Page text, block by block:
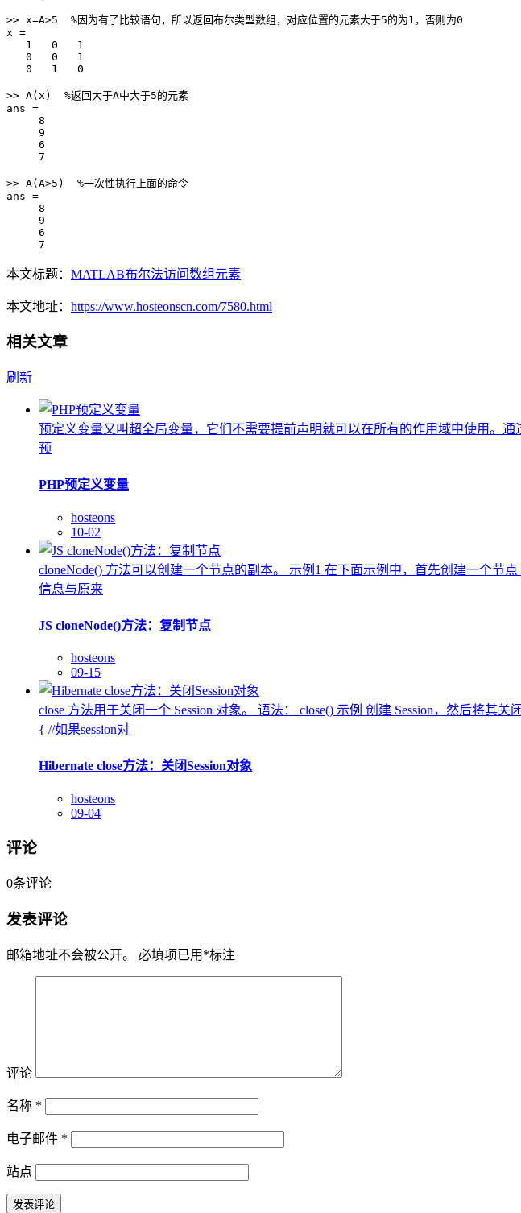
>> x=A>5  %因为有了比较语句，所以返回布尔类型数组，对应位置的元素大于5的为1，否则为0
x =
   1   0   1
   0   0   1
   0   1   0
>> A(x)  %返回大于A中大于5的元素
ans =
     8
     9
     6
     7
>> A(A>5)  %一次性执行上面的命令
ans =
     8
     9
     6
     7
本文标题： MATLAB布尔法访问数组元素
本文地址： https://www.hosteonscn.com/7580.html
相关文章
刷新
预定义变量又叫超全局变量，它们不需要提前声明就可以在所有的作用域中使用。
预
PHP预定义变量
hosteons
10-02
cloneNode() 方法可以创建一个节点的副本。 示例1 在下面示例中，首先创建一个节
信息与原来
JS cloneNode()方法：复制节点
hosteons
09-15
close 方法用于关闭一个 Session 对象。 语法： close() 示例 创建 Session，然后将其关
{ //如果session对
Hibernate close方法：关闭Session对象
hosteons
09-04
评论
0条评论
发表评论
邮箱地址不会被公开。 必填项已用 *标注
评论
名称 *
电子邮件 *
站点